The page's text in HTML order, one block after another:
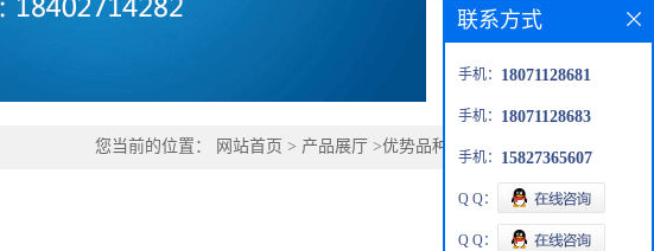
您当前的位置： 网站首页 > 产品展厅 >优势品种 >2,3-二氯丙腈
联系方式
手机： 18071128681
手机： 18071128683
手机： 15827365607
Q Q：
Q Q：